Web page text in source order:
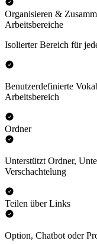
Organisieren &
Arbeitsbereiche
Isolierter Bereich für
Benutzerdefinierte
Arbeitsbereich
Ordner
Unterstützt Ordner,
Verschachtelung
Teilen über Links
Option, Chatbot oder